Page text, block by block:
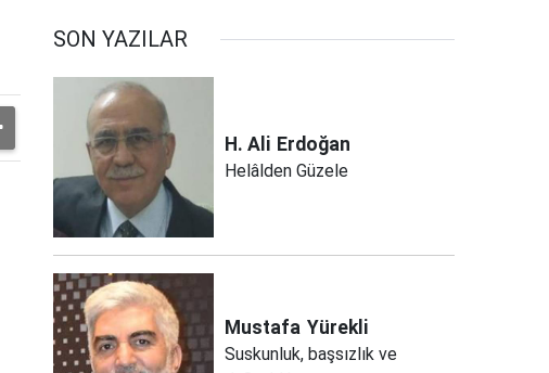
SON YAZILAR
H. Ali Erdoğan
Helâlden Güzele
Mustafa Yürekli
Suskunluk, başsızlık ve